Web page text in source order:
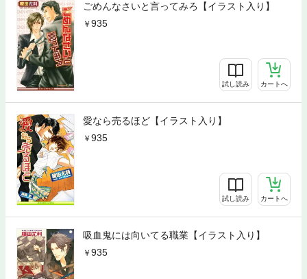
ごめんなさいと言ってみろ【イラスト入り】
935
試し読み カートへ
愛なら売るほど【イラスト入り】
935
試し読み カートへ
吸血鬼には向いてる職業【イラスト入り】
935